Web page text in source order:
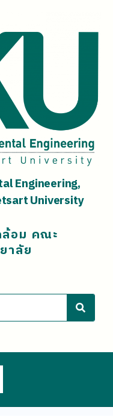
Engineering,
University
อม คณะ
าลัย